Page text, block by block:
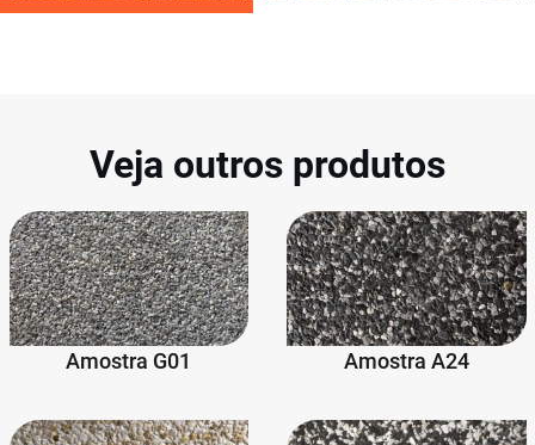
Veja outros produtos
Amostra G01 Amostra A24